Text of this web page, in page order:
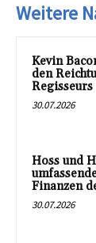
Weitere
Kevin
den
Regisseurs
30.07.2026
Hoss und
Finanzen
30.07.2026